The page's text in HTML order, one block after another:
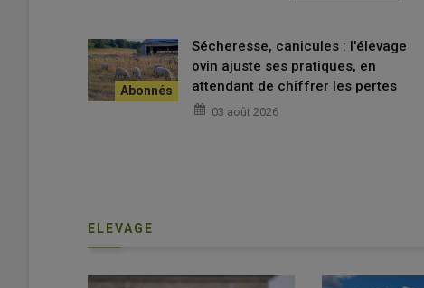
Sécheresse, canicules : l'élevage
ovin ajuste ses pratiques, en
attendant de chiffrer les pertes
03 août 2026
ELEVAGE